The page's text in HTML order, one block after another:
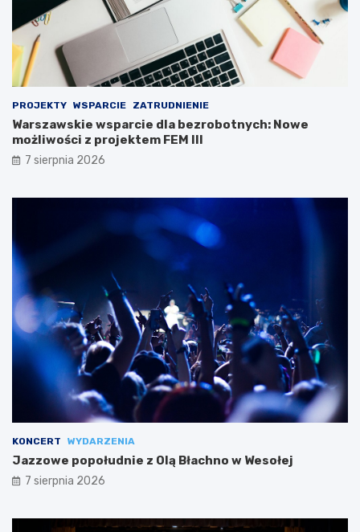
PROJEKTY WSPARCIE ZATRUDNIENIE
Warszawskie wsparcie dla bezrobotnych: Nowe
możliwości z projektem FEM III
7 sierpnia 2026
KONCERT WYDARZENIA
Jazzowe popołudnie z Olą Błachno w Wesołej
7 sierpnia 2026